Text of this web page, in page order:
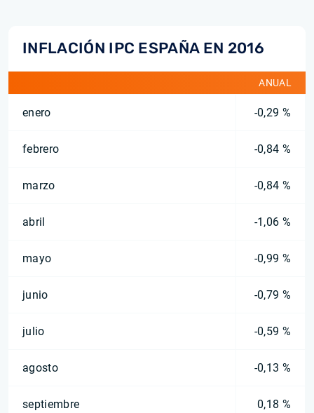
INFLACIÓN IPC ESPAÑA EN 2016
ANUAL
enero -0,29 %
febrero -0,84 %
marzo -0,84 %
abril -1,06 %
mayo -0,99 %
junio -0,79 %
julio -0,59 %
agosto -0,13 %
septiembre 0,18 %